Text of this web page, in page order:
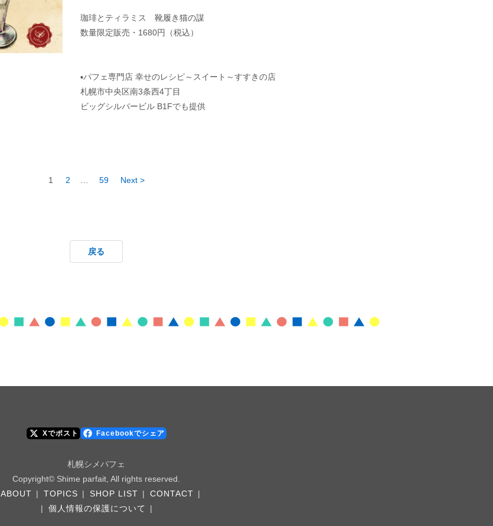
珈琲とティラミス 靴履き猫の謀
数量限定販売・1680円（税込）
▪︎パフェ専門店 幸せのレシピ～スイート～すすきの店
札幌市中央区南3条西4丁目
ビッグシルバービル B1Fでも提供
1 2 59 Next >
戻る
Xでポスト Facebookでシェア
札幌シメパフェ
Copyright© Shime parfait, All rights reserved.
ABOUT | TOPICS | SHOP LIST | CONTACT |
|
個人情報の保護について |